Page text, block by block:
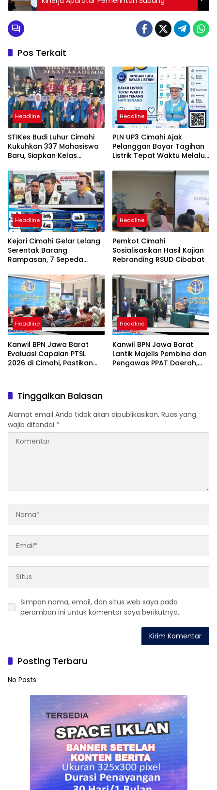
Pos Terkait
Headline
STIKes Budi Luhur Cimahi
Kukuhkan 337 Mahasiswa
Baru, Siapkan Kelas
Student Exchange ke
Filipina
Headline
PLN UP3 Cimahi Ajak
Pelanggan Bayar Tagihan
Listrik Tepat Waktu Melalui
Headline
Kejari Cimahi Gelar Lelang
Serentak Barang
Rampasan, 7 Sepeda
Siap Diburu Masyarakat
Headline
Pemkot Cimahi
Sosialisasikan Hasil Kajian
Rebranding RSUD Cibabat
Headline
Kanwil BPN Jawa Barat
Evaluasi Capaian PTSL
2026 di Cimahi, Pastikan
Headline
Kanwil BPN Jawa Barat
Lantik Majelis Pembina dan
Pengawas PPAT Daerah,
Tinggalkan Balasan
Alamat email Anda tidak akan dipublikasikan. Ruas yang
wajib ditandai *
Simpan nama, email, dan situs web saya pada
peramban ini untuk komentar saya berikutnya.
Posting Terbaru
No Posts